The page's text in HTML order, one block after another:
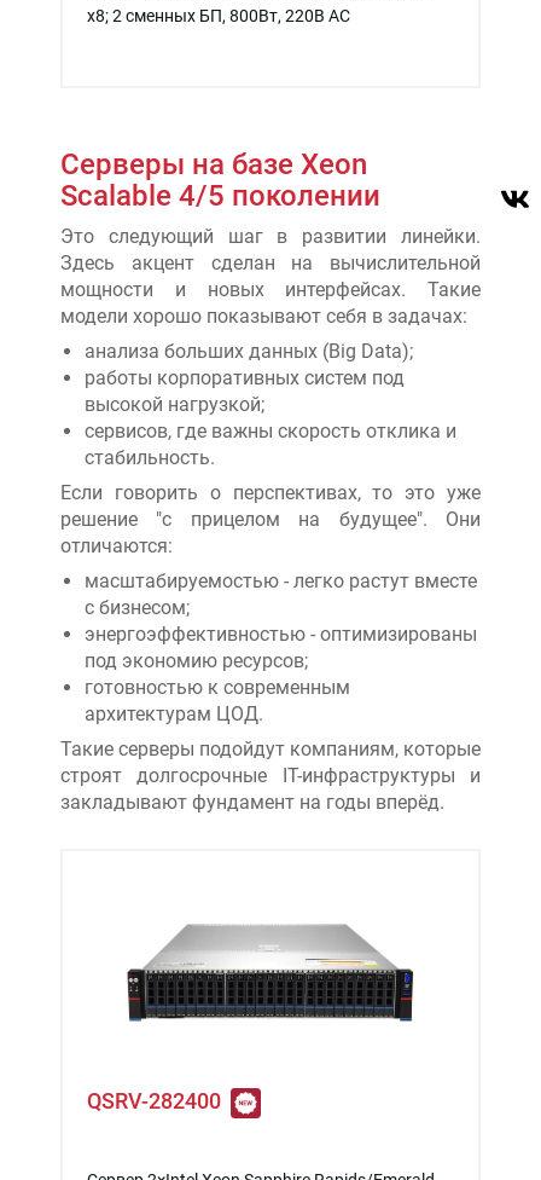
x8; 2 сменных БП, 800Вт, 220В АС
Серверы на базе Xeon
Scalable 4/5 поколении
Это следующий шаг в развитии линейки.
Здесь акцент сделан на вычислительной
мощности и новых интерфейсах. Такие
модели хорошо показывают себя в задачах:
анализа больших данных (Big Data);
работы корпоративных систем под
высокой нагрузкой;
сервисов, где важны скорость отклика и
стабильность.
Если говорить о перспективах, то это уже
решение "с прицелом на будущее". Они
отличаются:
масштабируемостью - легко растут вместе
с бизнесом;
энергоэффективностью - оптимизированы
под экономию ресурсов;
готовностью к современным
архитектурам ЦОД.
Такие серверы подойдут компаниям, которые
строят долгосрочные IT-инфраструктуры и
закладывают фундамент на годы вперёд.
QSRV-282400